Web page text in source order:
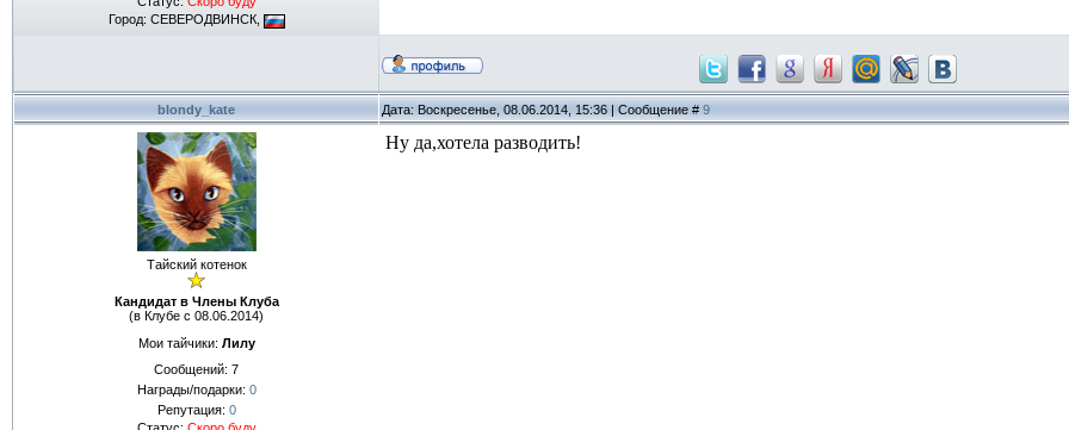
Город: СЕВЕРОДВИНСК,
blondy_kate Дата: Воскресенье, 08.06.2014, 15:36 | Сообщение # 9
Тайский котенок
Кандидат в Члены Клуба
(в Клубе с 08.06.2014)
Мои тайчики: Лилу
Сообщений: 7
Награды/подарки: 0
Репутация: 0
Ну да,хотела разводить!